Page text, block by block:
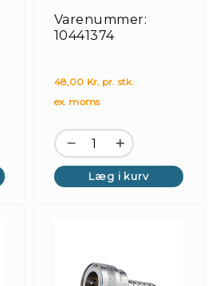
Varenummer:
10441374
48,00 Kr. pr. stk.
ex. moms
Læg i kurv